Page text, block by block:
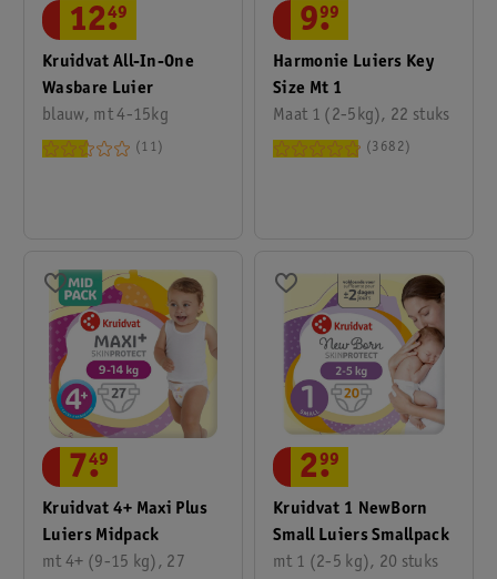
Kruidvat All-In-One
Wasbare Luier
blauw, mt 4-15kg
12.
49
11
Harmonie Luiers Key
Size Mt 1
Maat 1 (2-5kg), 22 stuks
9.
99
3682
Kruidvat 4+ Maxi Plus
Luiers Midpack
mt 4+ (9-15 kg), 27
7.
49
Kruidvat 1 NewBorn
Small Luiers Smallpack
mt 1 (2-5 kg), 20 stuks
2.
99